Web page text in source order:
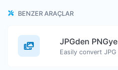
BENZER ARAÇLAR
JPGden PNGye